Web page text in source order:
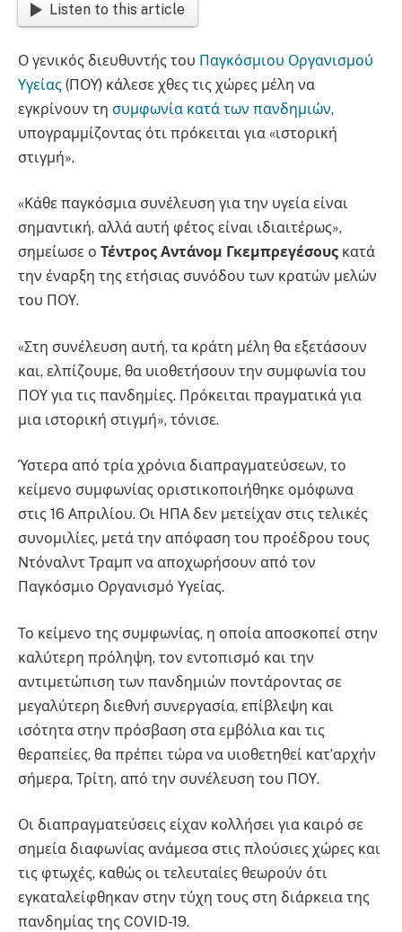
Listen to this article
Ο γενικός διευθυντής του Παγκόσμιου Οργανισμού
Υγείας (ΠΟΥ) κάλεσε χθες τις χώρες μέλη να
εγκρίνουν τη συμφωνία κατά των πανδημιών,
υπογραμμίζοντας ότι πρόκειται για «ιστορική
στιγμή».
«Κάθε παγκόσμια συνέλευση για την υγεία είναι
σημαντική, αλλά αυτή φέτος είναι ιδιαιτέρως»,
σημείωσε ο Τέντρος Αντάνομ Γκεμπρεγέσους κατά
την έναρξη της ετήσιας συνόδου των κρατών μελών
του ΠΟΥ.
«Στη συνέλευση αυτή, τα κράτη μέλη θα εξετάσουν
και, ελπίζουμε, θα υιοθετήσουν την συμφωνία του
ΠΟΥ για τις πανδημίες. Πρόκειται πραγματικά για
μια ιστορική στιγμή», τόνισε.
Ύστερα από τρία χρόνια διαπραγματεύσεων, το
κείμενο συμφωνίας οριστικοποιήθηκε ομόφωνα
στις 16 Απριλίου. Οι ΗΠΑ δεν μετείχαν στις τελικές
συνομιλίες, μετά την απόφαση του προέδρου τους
Ντόναλντ Τραμπ να αποχωρήσουν από τον
Παγκόσμιο Οργανισμό Υγείας.
Το κείμενο της συμφωνίας, η οποία αποσκοπεί στην
καλύτερη πρόληψη, τον εντοπισμό και την
αντιμετώπιση των πανδημιών ποντάροντας σε
μεγαλύτερη διεθνή συνεργασία, επίβλεψη και
ισότητα στην πρόσβαση στα εμβόλια και τις
θεραπείες, θα πρέπει τώρα να υιοθετηθεί κατ’αρχήν
σήμερα, Τρίτη, από την συνέλευση του ΠΟΥ.
Οι διαπραγματεύσεις είχαν κολλήσει για καιρό σε
σημεία διαφωνίας ανάμεσα στις πλούσιες χώρες και
τις φτωχές, καθώς οι τελευταίες θεωρούν ότι
εγκαταλείφθηκαν στην τύχη τους στη διάρκεια της
πανδημίας της COVID-19.